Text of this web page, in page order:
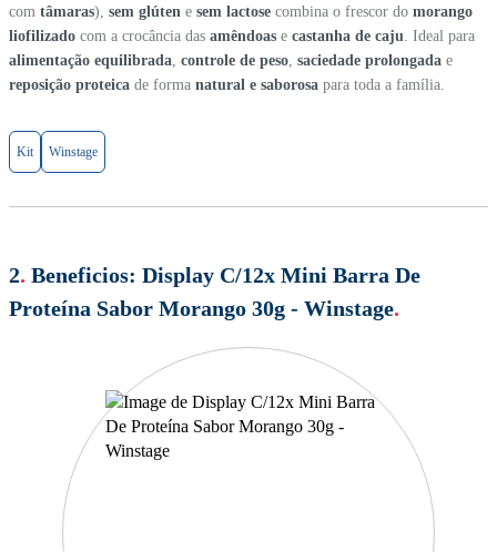
com tâmaras), sem glúten e sem lactose combina o frescor do morango
liofilizado com a crocância das amêndoas e castanha de caju . Ideal para
alimentação equilibrada controle de peso saciedade prolongada e
reposição proteica de forma natural e saborosa para toda a família.
Kit Winstage
2. Beneficios: Display C/12x Mini Barra De
Proteína Sabor Morango 30g - Winstage.